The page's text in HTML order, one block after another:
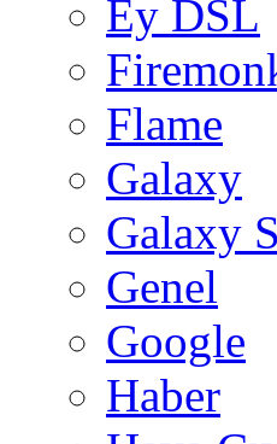
Ey DSL
Flame
Galaxy
Galaxy
Genel
Google
Haber